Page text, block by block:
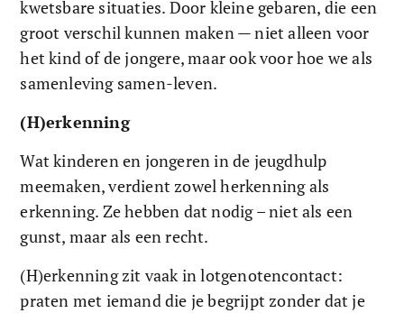
kwetsbare situaties. Door kleine gebaren, die een
groot verschil kunnen maken — niet alleen voor
het kind of de jongere, maar ook voor hoe we als
samenleving samen-leven.
(H)erkenning
Wat kinderen en jongeren in de jeugdhulp
meemaken, verdient zowel herkenning als
erkenning. Ze hebben dat nodig – niet als een
gunst, maar als een recht.
(H)erkenning zit vaak in lotgenotencontact:
praten met iemand die je begrijpt zonder dat je